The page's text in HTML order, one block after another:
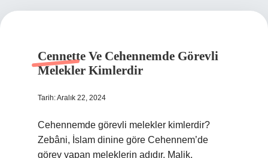
Cennette Ve Cehennemde Görevli
Melekler Kimlerdir
Tarih: Aralık 22, 2024
Cehennemde görevli melekler kimlerdir?
Zebâni, İslam dinine göre Cehennem’de
görev yapan meleklerin adıdır. Malik,